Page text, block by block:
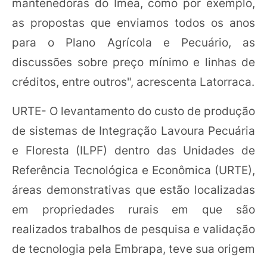
mantenedoras do Imea, como por exemplo,
as propostas que enviamos todos os anos
para o Plano Agrícola e Pecuário, as
discussões sobre preço mínimo e linhas de
créditos, entre outros", acrescenta Latorraca.
URTE- O levantamento do custo de produção
de sistemas de Integração Lavoura Pecuária
e Floresta (ILPF) dentro das Unidades de
Referência Tecnológica e Econômica (URTE),
áreas demonstrativas que estão localizadas
em propriedades rurais em que são
realizados trabalhos de pesquisa e validação
de tecnologia pela Embrapa, teve sua origem